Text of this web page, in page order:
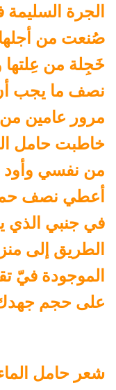
الجرة السليمة
صُنعت من
خَجِلة من عِلتها
نصف ما يجب
مرور عامين من
خاطبت حامل
من نفسي وأود
أعطي نصف
في جنبي الذي
الطريق إلى
الموجودة فيّ
على حجم جهدك
شعر حامل